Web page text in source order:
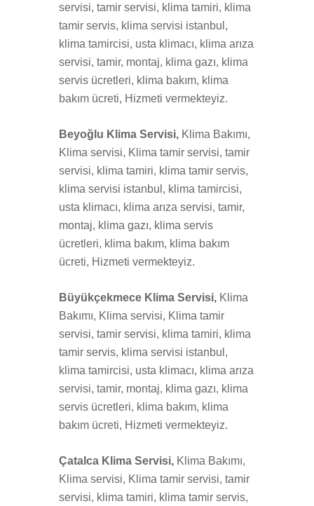
servisi, tamir servisi, klima tamiri, klima
tamir servis, klima servisi istanbul,
klima tamircisi, usta klimacı, klima arıza
servisi, tamir, montaj, klima gazı, klima
servis ücretleri, klima bakım, klima
bakım ücreti, Hizmeti vermekteyiz.
Beyoğlu Klima Servisi, Klima Bakımı,
Klima servisi, Klima tamir servisi, tamir
servisi, klima tamiri, klima tamir servis,
klima servisi istanbul, klima tamircisi,
usta klimacı, klima arıza servisi, tamir,
montaj, klima gazı, klima servis
ücretleri, klima bakım, klima bakım
ücreti, Hizmeti vermekteyiz.
Büyükçekmece Klima Servisi, Klima
Bakımı, Klima servisi, Klima tamir
servisi, tamir servisi, klima tamiri, klima
tamir servis, klima servisi istanbul,
klima tamircisi, usta klimacı, klima arıza
servisi, tamir, montaj, klima gazı, klima
servis ücretleri, klima bakım, klima
bakım ücreti, Hizmeti vermekteyiz.
Çatalca Klima Servisi, Klima Bakımı,
Klima servisi, Klima tamir servisi, tamir
servisi, klima tamiri, klima tamir servis,